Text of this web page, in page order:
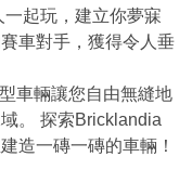
起玩，建立你夢寐
車對手，獲得令人垂
車輛讓您自由無縫地
。 探索Bricklandia
造一磚一磚的車輛！